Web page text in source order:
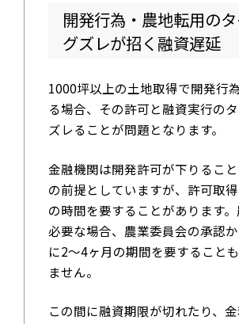
開発行為・農地転用の
グズレが招く融資遅延
1000坪以上の土地取得で開発行
る場合、その許可と融資実行の
ズレることが問題となります。
金融機関は開発許可が下りるこ
の前提としていますが、許可取
の時間を要することがあります
必要な場合、農業委員会の承認
に2〜4ヶ月の期間を要すること
ません。
この間に融資期限が切れたり、